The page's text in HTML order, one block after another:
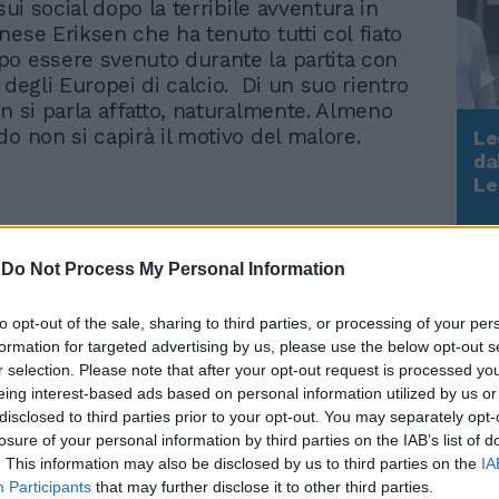
Do Not Process My Personal Information
opt-out of the sale, sharing to third parties, or processing of your
for targeted advertising by us, please use the below opt-out
selection. Please note that after your opt-out request is processed
interest-based ads based on personal information utilized by us
to third parties prior to your opt-out. You may separately
of your personal information by third parties on the IAB’s list of
This information may also be disclosed by us to third parties on the
Participants that may further disclose it to other third parties.
social dopo la terribile avventura in
Eriksen che ha tenuto tutti col fiato
essere svenuto durante la partita con
degli Europei di calcio. Di un suo rientro
si parla affatto, naturalmente. Almeno
non si capirà il motivo del malore.
respira autonomamente.
La foto che fa sperare
americana